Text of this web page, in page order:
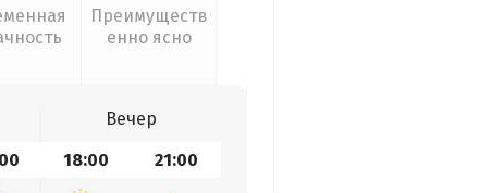
Преимуществ
енно ясно
Вечер
18:00 21:00